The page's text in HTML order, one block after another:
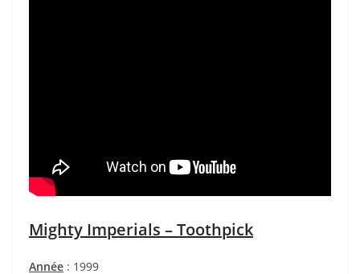
Mighty Imperials – Toothpick
Année : 1999